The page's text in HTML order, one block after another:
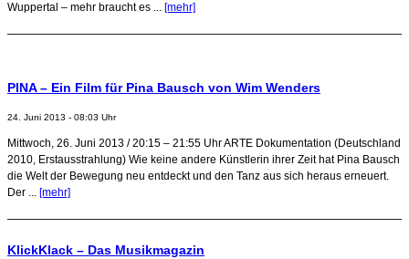
Wuppertal – mehr braucht es ... [mehr]
PINA – Ein Film für Pina Bausch von Wim Wenders
24. Juni 2013 - 08:03 Uhr
Mittwoch, 26. Juni 2013 / 20:15 – 21:55 Uhr ARTE Dokumentation (Deutschland
2010, Erstausstrahlung) Wie keine andere Künstlerin ihrer Zeit hat Pina Bausch
die Welt der Bewegung neu entdeckt und den Tanz aus sich heraus erneuert.
Der ... [mehr]
KlickKlack – Das Musikmagazin